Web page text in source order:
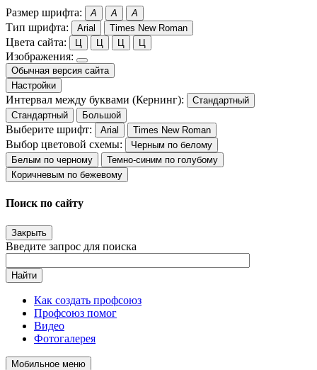
Размер шрифта: A A A
Тип шрифта: Arial Times New Roman
Цвета сайта: Ц Ц Ц Ц
Изображения:
Обычная версия сайта
Настройки
Интервал между буквами (Кернинг):
Стандартный
Стандартный
Большой
Выберите шрифт: Arial Times New Roman
Выбор цветовой схемы:
Черным по белому
Белым по черному
Темно-синим по голубому
Коричневым по бежевому
Поиск по сайту
Закрыть
Введите запрос для поиска
Найти
Как создать профсоюз
Профсоюз помог
Видео
Фотогалерея
Мобильное меню